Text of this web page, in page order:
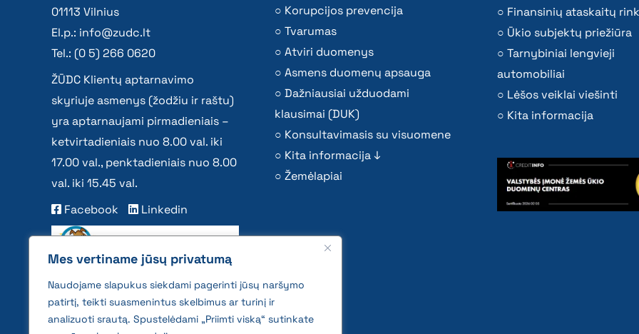
Mes vertiname jūsų privatumą
Naudojame slapukus siekdami pagerinti jūsų naršymo
patirtį, teikti suasmenintus skelbimus ar turinį ir
analizuoti srautą. Spustelėdami „Priimti viską“ sutinkate
01113 Vilnius
El.p.: info@zudc.lt
Tel.: (0 5) 266 0620
ŽŪDC Klientų aptarnavimo
skyriuje asmenys (žodžiu ir raštu)
yra aptarnaujami pirmadieniais –
ketvirtadieniais nuo 8.00 val. iki
17.00 val., penktadieniais nuo 8.00
val. iki 15.45 val.
Facebook
Linkedin
Korupcijos prevencija
Tvarumas
Atviri duomenys
Asmens duomenų apsauga
Dažniausiai užduodami
klausimai (DUK)
Konsultavimasis su visuomene
Kita informacija ↓
Žemėlapiai
Finansinių ataskaitų
Ūkio subjektų priežiūra
Tarnybiniai lengvieji
automobiliai
Lėšos veiklai viešinti
Kita informacija